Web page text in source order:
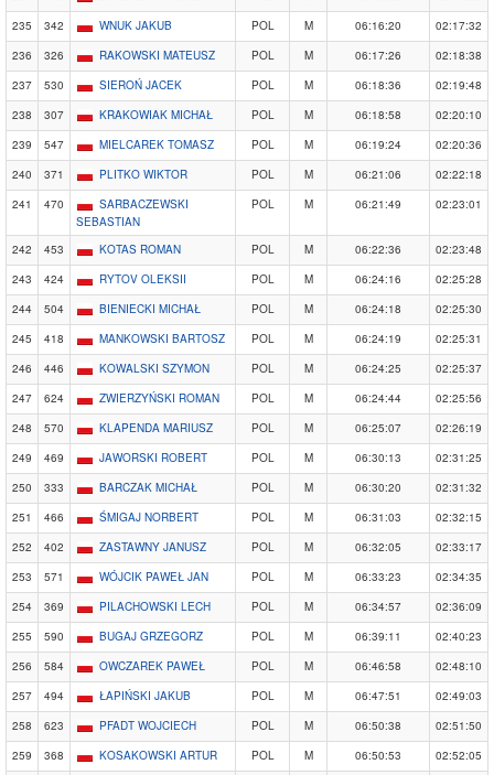
235
342 WNUK JAKUB POL M 06:16:20
02:17:32
236
326 RAKOWSKI MATEUSZ POL M 06:17:26
02:18:38
237
530 SIEROŃ JACEK POL M 06:18:36
02:19:48
238
307 KRAKOWIAK MICHAŁ POL M 06:18:58
02:20:10
239
547 MIELCAREK TOMASZ POL M 06:19:24
02:20:36
240
371 PLITKO WIKTOR POL M 06:21:06
02:22:18
241
470
SARBACZEWSKI
SEBASTIAN
POL M 06:21:49 02:23:01
242 453 KOTAS ROMAN POL M 06:22:36
02:23:48
243
424 RYTOV OLEKSII POL M 06:24:16
02:25:28
244
504 BIENIECKI MICHAŁ POL M 06:24:18
02:25:30
245
418 MANKOWSKI BARTOSZ POL M 06:24:19
02:25:31
246
446 KOWALSKI SZYMON POL M 06:24:25
02:25:37
247
624 ZWIERZYŃSKI ROMAN POL M 06:24:44
02:25:56
248
570 KLAPENDA MARIUSZ POL M 06:25:07
02:26:19
249
469 JAWORSKI ROBERT POL M 06:30:13
02:31:25
250
333 BARCZAK MICHAŁ POL M 06:30:20
02:31:32
251
466 ŚMIGAJ NORBERT POL M 06:31:03
02:32:15
252
402 ZASTAWNY JANUSZ POL M 06:32:05
02:33:17
253
571 WÓJCIK PAWEŁ JAN POL M 06:33:23
02:34:35
254
369 PILACHOWSKI LECH POL M 06:34:57
02:36:09
255
590 BUGAJ GRZEGORZ POL M 06:39:11
02:40:23
256
584 OWCZAREK PAWEŁ POL M 06:46:58
02:48:10
257
494 ŁAPIŃSKI JAKUB POL M 06:47:51
02:49:03
258
623 PFADT WOJCIECH POL M 06:50:38
02:51:50
259
368 KOSAKOWSKI ARTUR POL M 06:50:53 02:52:05